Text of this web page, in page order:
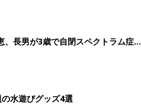
、長男が3歳で自閉スペクトラム症と
水遊びグッズ4選